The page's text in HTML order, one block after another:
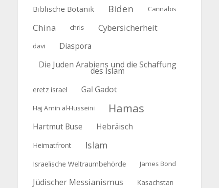
Biblische Botanik Biden Cannabis
China chris Cybersicherheit
davi
Diaspora
Die Juden Arabiens und die Schaffung
des Islam
eretz israel Gal Gadot
Haj Amin al-Husseini Hamas
Hartmut Buse Hebräisch
Heimatfront Islam
Israelische Weltraumbehörde James Bond
Jüdischer Messianismus Kasachstan